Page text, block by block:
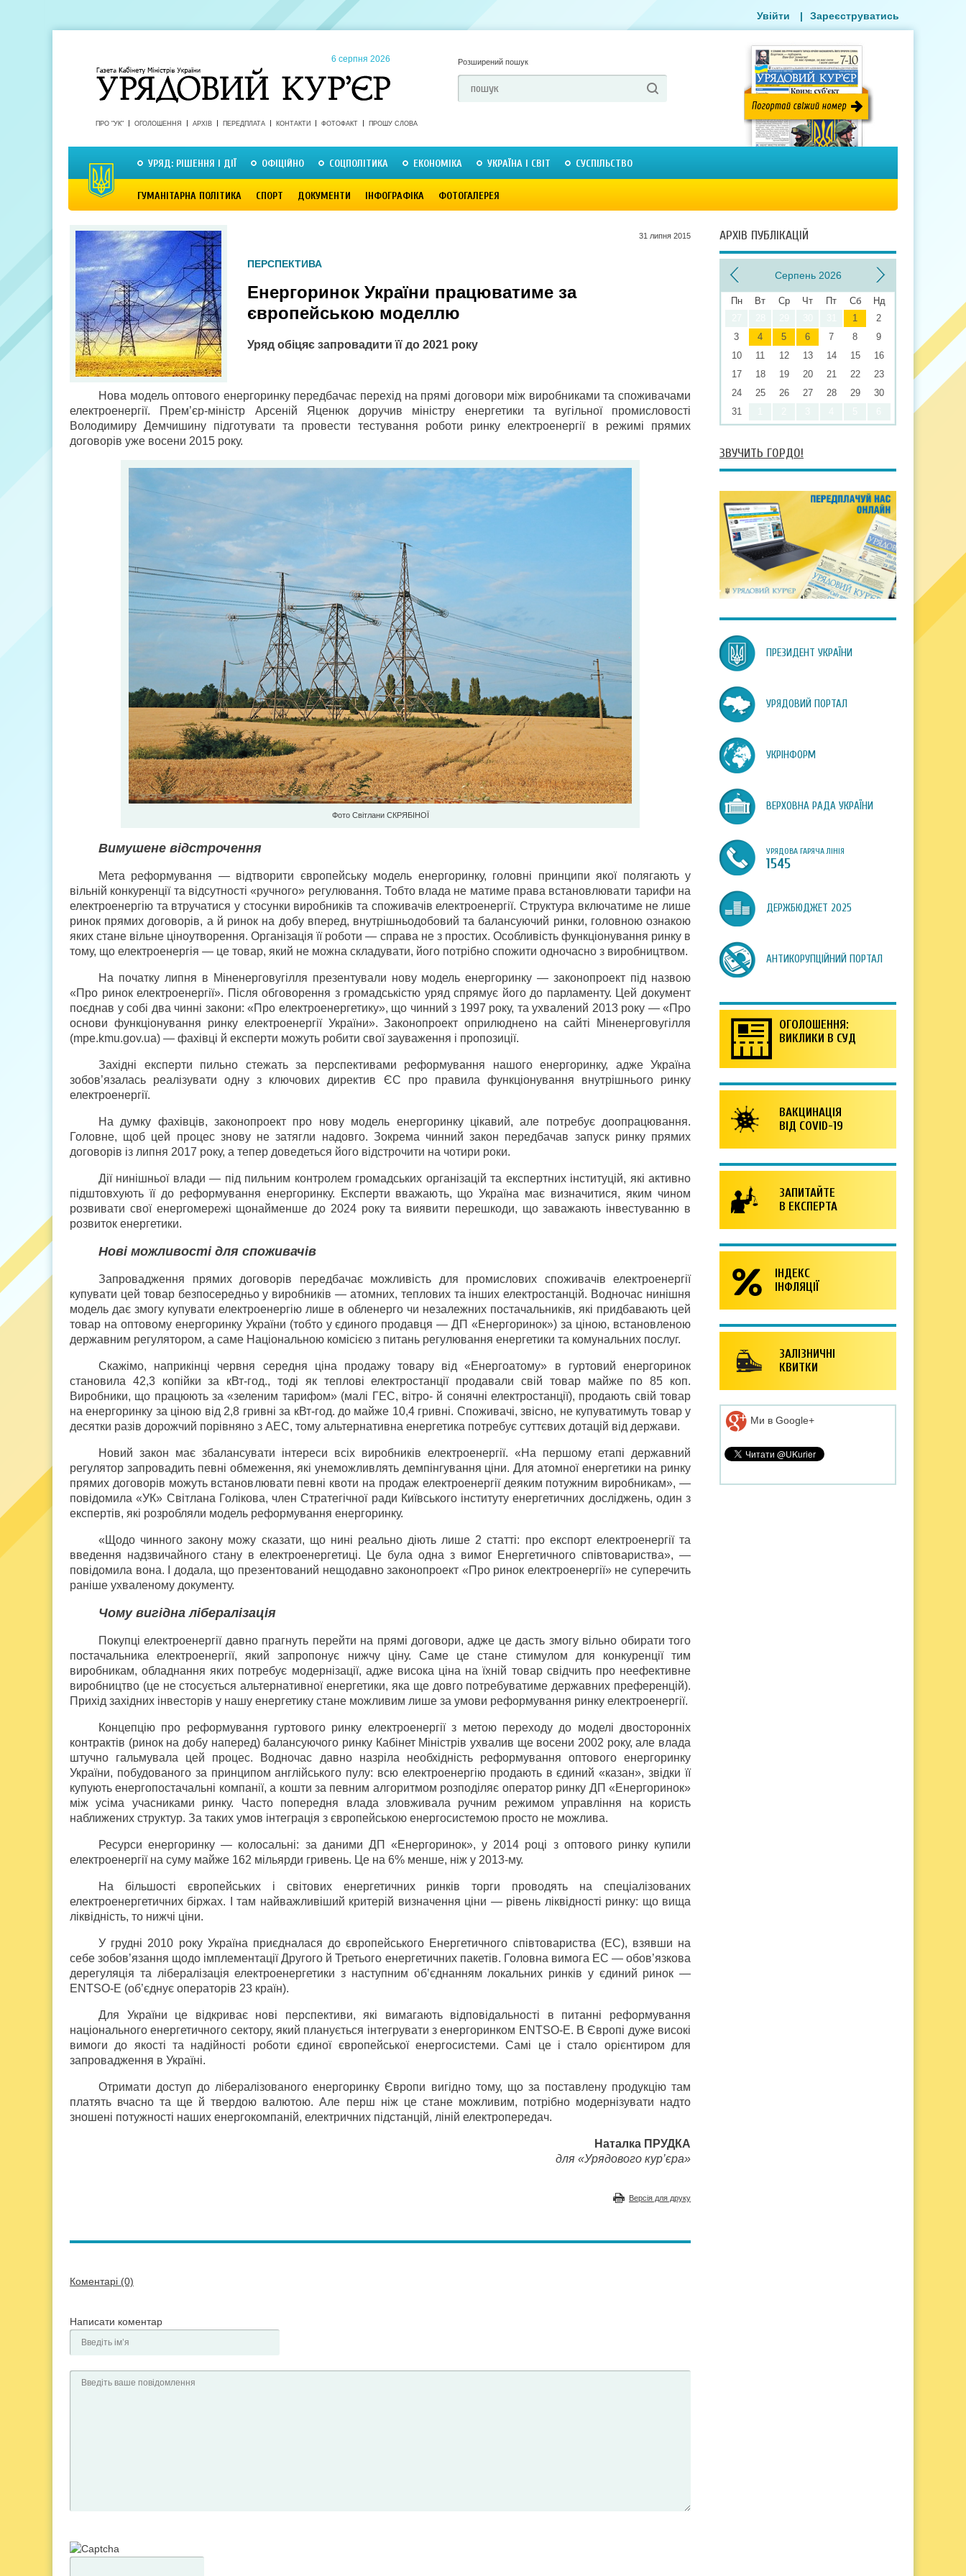
6 серпня 2026 Розширений пошук
ПРО "УК" ОГОЛОШЕННЯ АРХІВ ПЕРЕДПЛАТА КОНТАКТИ ФОТОФАКТ ПРОШУ СЛОВА
УРЯД: РІШЕННЯ І ДІЇ ОФІЦІЙНО СОЦПОЛІТИКА ЕКОНОМІКА УКРАЇНА І СВІТ СУСПІЛЬСТВО
ГУМАНІТАРНА ПОЛІТИКА СПОРТ ДОКУМЕНТИ ІНФОГРАФІКА ФОТОГАЛЕРЕЯ
Увійти | Зареєструватись
31 липня 2015
ПЕРСПЕКТИВА
Енергоринок України працюватиме за
європейською моделлю
Уряд обіцяє запровадити її до 2021 року
Нова модель оптового енергоринку передбачає перехід на прямі договори між виробниками та споживачами
електроенергії. Прем’єр-міністр Арсеній Яценюк доручив міністру енергетики та вугільної промисловості
Володимиру Демчишину підготувати та провести тестування роботи ринку електроенергії в режимі прямих
договорів уже восени 2015 року.
Фото Світлани СКРЯБІНОЇ
Вимушене відстрочення
Мета реформування — відтворити європейську модель енергоринку, головні принципи якої полягають у
вільній конкуренції та відсутності «ручного» регулювання. Тобто влада не матиме права встановлювати тарифи на
електроенергію та втручатися у стосунки виробників та споживачів електроенергії. Структура включатиме не лише
ринок прямих договорів, а й ринок на добу вперед, внутрішньодобовий та балансуючий ринки, головною ознакою
яких стане вільне ціноутворення. Організація її роботи — справа не з простих. Особливість функціонування ринку в
тому, що електроенергія — це товар, який не можна складувати, його потрібно спожити одночасно з виробництвом.
На початку липня в Міненерговугілля презентували нову модель енергоринку — законопроект під назвою
«Про ринок електроенергії». Після обговорення з громадськістю уряд спрямує його до парламенту. Цей документ
поєднав у собі два чинні закони: «Про електроенергетику», що чинний з 1997 року, та ухвалений 2013 року — «Про
основи функціонування ринку електроенергії України». Законопроект оприлюднено на сайті Міненерговугілля
(mpe.kmu.gov.ua) — фахівці й експерти можуть робити свої зауваження і пропозиції.
Західні експерти пильно стежать за перспективами реформування нашого енергоринку, адже Україна
зобов’язалась реалізувати одну з ключових директив ЄС про правила функціонування внутрішнього ринку
електроенергії.
На думку фахівців, законопроект про нову модель енергоринку цікавий, але потребує доопрацювання.
Головне, щоб цей процес знову не затягли надовго. Зокрема чинний закон передбачав запуск ринку прямих
договорів із липня 2017 року, а тепер доведеться його відстрочити на чотири роки.
Дії нинішньої влади — під пильним контролем громадських організацій та експертних інституцій, які активно
підштовхують її до реформування енергоринку. Експерти вважають, що Україна має визначитися, яким чином
розвивати свої енергомережі щонайменше до 2024 року та виявити перешкоди, що заважають інвестуванню в
розвиток енергетики.
Нові можливості для споживачів
Запровадження прямих договорів передбачає можливість для промислових споживачів електроенергії
купувати цей товар безпосередньо у виробників — атомних, теплових та інших електростанцій. Водночас нинішня
модель дає змогу купувати електроенергію лише в обленерго чи незалежних постачальників, які придбавають цей
товар на оптовому енергоринку України (тобто у єдиного продавця — ДП «Енергоринок») за ціною, встановленою
державним регулятором, а саме Національною комісією з питань регулювання енергетики та комунальних послуг.
Скажімо, наприкінці червня середня ціна продажу товару від «Енергоатому» в гуртовий енергоринок
становила 42,3 копійки за кВт-год., тоді як теплові електростанції продавали свій товар майже по 85 коп.
Виробники, що працюють за «зеленим тарифом» (малі ГЕС, вітро- й сонячні електростанції), продають свій товар
на енергоринку за ціною від 2,8 гривні за кВт-год. до майже 10,4 гривні. Споживачі, звісно, не купуватимуть товар у
десятки разів дорожчий порівняно з АЕС, тому альтернативна енергетика потребує суттєвих дотацій від держави.
Новий закон має збалансувати інтереси всіх виробників електроенергії. «На першому етапі державний
регулятор запровадить певні обмеження, які унеможливлять демпінгування ціни. Для атомної енергетики на ринку
прямих договорів можуть встановлювати певні квоти на продаж електроенергії деяким потужним виробникам», —
повідомила «УК» Світлана Голікова, член Стратегічної ради Київського інституту енергетичних досліджень, один з
експертів, які розробляли модель реформування енергоринку.
«Щодо чинного закону можу сказати, що нині реально діють лише 2 статті: про експорт електроенергії та
введення надзвичайного стану в електроенергетиці. Це була одна з вимог Енергетичного співтовариства», —
повідомила вона. І додала, що презентований нещодавно законопроект «Про ринок електроенергії» не суперечить
раніше ухваленому документу.
Чому вигідна лібералізація
Покупці електроенергії давно прагнуть перейти на прямі договори, адже це дасть змогу вільно обирати того
постачальника електроенергії, який запропонує нижчу ціну. Саме це стане стимулом для конкуренції тим
виробникам, обладнання яких потребує модернізації, адже висока ціна на їхній товар свідчить про неефективне
виробництво (це не стосується альтернативної енергетики, яка ще довго потребуватиме державних преференцій).
Прихід західних інвесторів у нашу енергетику стане можливим лише за умови реформування ринку електроенергії.
Концепцію про реформування гуртового ринку електроенергії з метою переходу до моделі двосторонніх
контрактів (ринок на добу наперед) балансуючого ринку Кабінет Міністрів ухвалив ще восени 2002 року, але влада
штучно гальмувала цей процес. Водночас давно назріла необхідність реформування оптового енергоринку
України, побудованого за принципом англійського пулу: всю електроенергію продають в єдиний «казан», звідки її
купують енергопостачальні компанії, а кошти за певним алгоритмом розподіляє оператор ринку ДП «Енергоринок»
між усіма учасниками ринку. Часто попередня влада зловживала ручним режимом управління на користь
наближених структур. За таких умов інтеграція з європейською енергосистемою просто не можлива.
Ресурси енергоринку — колосальні: за даними ДП «Енергоринок», у 2014 році з оптового ринку купили
електроенергії на суму майже 162 мільярди гривень. Це на 6% менше, ніж у 2013-му.
На більшості європейських і світових енергетичних ринків торги проводять на спеціалізованих
електроенергетичних біржах. І там найважливіший критерій визначення ціни — рівень ліквідності ринку: що вища
ліквідність, то нижчі ціни.
У грудні 2010 року Україна приєдналася до європейського Енергетичного співтовариства (ЕС), взявши на
себе зобов’язання щодо імплементації Другого й Третього енергетичних пакетів. Головна вимога ЕС — обов’язкова
дерегуляція та лібералізація електроенергетики з наступним об’єднанням локальних ринків у єдиний ринок —
ENTSO-E (об’єднує операторів 23 країн).
Для України це відкриває нові перспективи, які вимагають відповідальності в питанні реформування
національного енергетичного сектору, який планується інтегрувати з енергоринком ENTSO-E. В Європі дуже високі
вимоги до якості та надійності роботи єдиної європейської енергосистеми. Самі це і стало орієнтиром для
запровадження в Україні.
Отримати доступ до лібералізованого енергоринку Європи вигідно тому, що за поставлену продукцію там
платять вчасно та ще й твердою валютою. Але перш ніж це стане можливим, потрібно модернізувати надто
зношені потужності наших енергокомпаній, електричних підстанцій, ліній електропередач.
Наталка ПРУДКА
для «Урядового кур’єра»
Версія для друку
Коментарі (0)
Написати коментар
АРХІВ ПУБЛІКАЦІЙ
Серпень 2026
Пн Вт Ср Чт Пт Сб
Нд
1
2
3
4 5 6 7 8
9
10
11 12 13 14 15
16
17
18 19 20 21 22
23
24
25 26 27 28 29
30
31
ЗВУЧИТЬ ГОРДО!
ПРЕЗИДЕНТ УКРАЇНИ
УРЯДОВИЙ ПОРТАЛ
УКРІНФОРМ
ВЕРХОВНА РАДА УКРАЇНИ
УРЯДОВА ГАРЯЧА ЛІНІЯ
1545
ДЕРЖБЮДЖЕТ 2025
АНТИКОРУПЦІЙНИЙ ПОРТАЛ
ОГОЛОШЕННЯ:
ВИКЛИКИ В СУД
ВАКЦИНАЦІЯ
ВІД COVID-19
ЗАПИТАЙТЕ
В ЕКСПЕРТА
ІНДЕКС
ІНФЛЯЦІЇ
ЗАЛІЗНИЧНІ
КВИТКИ
Ми в Google+